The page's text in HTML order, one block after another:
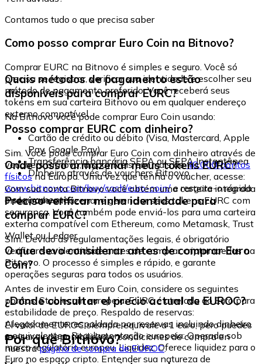
Contamos tudo o que precisa saber
Como posso comprar Euro Coin na Bitnovo?
Comprar EURC na Bitnovo é simples e seguro. Você só
precisa se registrar, verificar sua identidade e escolher seu
método de pagamento preferido. Você receberá seus
tokens em sua carteira Bitnovo ou em qualquer endereço
externo compatível.
Quais métodos de pagamento estão
disponíveis para comprar EURC?
Na Bitnovo você pode comprar Euro Coin usando:
Cartão de crédito ou débito (Visa, Mastercard, Apple
Pay, Google Pay)
Transferência bancária SEPA ou SEPA Instantânea
Dinheiro através de vouchers Bitnovo
Posso comprar EURC com dinheiro?
Sim. Você pode comprar Euro Coin com dinheiro através de
vouchers Bitnovo, disponíveis em mais de40.000 pontos
físicosna Europa. Uma vez que tenha o voucher, acesse:
www.bitnovo.com/buy/cash/euro-coin/e resgate-o rápida
e seguramente.
Onde posso armazenar meus tokens EURC?
Com sua conta Bitnovo você obtém uma carteira integrada
onde pode armazenar e gerenciar seus tokens EURC com
segurança. Você também pode enviá-los para uma carteira
externa compatível com Ethereum, como Metamask, Trust
Wallet ou Ledger.
Preciso verificar minha identidade para
comprar EURC?
Sim. Devido às regulamentações legais, é obrigatório
verificar sua identidade antes de comprar criptomoedas na
Bitnovo. O processo é simples e rápido, e garante
operações seguras para todos os usuários.
O que devo considerar antes de comprar Euro
Coin?
Antes de investir em Euro Coin, considere os seguintes
pontos: Stablecoin europeia: EURC é atrelada ao Euro para
estabilidade de preço. Respaldo de reservas:
Alegadamente respaldada por reservas incluindo dinheiro
e equivalentes. Regulamentação europeia: Operada sob
marco regulatório europeu. Liquidez: Oferece liquidez para o
Euro no espaço cripto. Entender sua natureza de
¿Dónde consultar el precio actual de EUROC?
El valor de EUROC siempre equivale a 1 euro, pero puedes
revisar su disponibilidad y condiciones de compra en
nuestrapágina de compra de EUROC.
Por que Bitnovo?